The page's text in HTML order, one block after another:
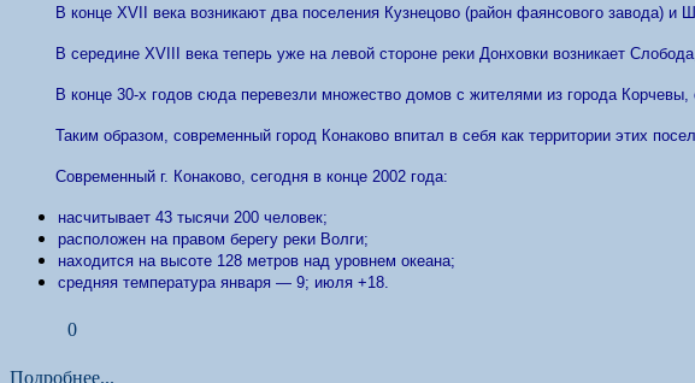
В конце XVII века возникают два поселения Кузнецово (район фаянсового завода)
В середине XVIII века теперь уже на левой стороне реки Донховки возникает
В конце 30-х годов сюда перевезли множество домов с жителями из города Корчевы,
Таким образом, современный город Конаково впитал в себя как территории этих
Современный г. Конаково, сегодня в конце 2002 года:
насчитывает 43 тысячи 200 человек;
расположен на правом берегу реки Волги;
находится на высоте 128 метров над уровнем океана;
средняя температура января — 9; июля +18.
0
Подробнее...